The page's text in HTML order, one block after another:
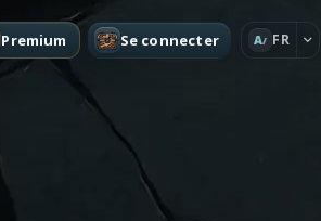
Premium Se connecter A FR